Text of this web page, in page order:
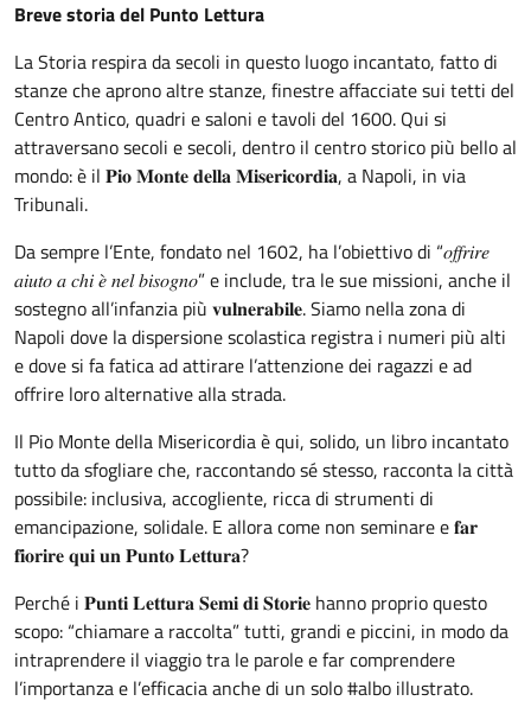
Breve storia del Punto Lettura
La Storia respira da secoli in questo luogo incantato, fatto di
stanze che aprono altre stanze, finestre affacciate sui tetti del
Centro Antico, quadri e saloni e tavoli del 1600. Qui si
attraversano secoli e secoli, dentro il centro storico più bello al
mondo: è il 𝐏𝐢𝐨 𝐌𝐨𝐧𝐭𝐞 𝐝𝐞𝐥𝐥𝐚 𝐌𝐢𝐬𝐞𝐫𝐢𝐜𝐨𝐫𝐝𝐢𝐚, a Napoli, in via
Tribunali.
Da sempre l’Ente, fondato nel 1602, ha l’obiettivo di “𝑜𝑓𝑓𝑟𝑖𝑟𝑒
𝑎𝑖𝑢𝑡𝑜 𝑎 𝑐ℎ𝑖 𝑒̀ 𝑛𝑒𝑙 𝑏𝑖𝑠𝑜𝑔𝑛𝑜” e include, tra le sue missioni, anche il
sostegno all’infanzia più 𝐯𝐮𝐥𝐧𝐞𝐫𝐚𝐛𝐢𝐥𝐞. Siamo nella zona di
Napoli dove la dispersione scolastica registra i numeri più alti
e dove si fa fatica ad attirare l’attenzione dei ragazzi e ad
offrire loro alternative alla strada.
Il Pio Monte della Misericordia è qui, solido, un libro incantato
tutto da sfogliare che, raccontando sé stesso, racconta la città
possibile: inclusiva, accogliente, ricca di strumenti di
emancipazione, solidale. E allora come non seminare e 𝐟𝐚𝐫
𝐟𝐢𝐨𝐫𝐢𝐫𝐞 𝐪𝐮𝐢 𝐮𝐧 𝐏𝐮𝐧𝐭𝐨 𝐋𝐞𝐭𝐭𝐮𝐫𝐚?
Perché i 𝐏𝐮𝐧𝐭𝐢 𝐋𝐞𝐭𝐭𝐮𝐫𝐚 𝐒𝐞𝐦𝐢 𝐝𝐢 𝐒𝐭𝐨𝐫𝐢𝐞 hanno proprio questo
scopo: “chiamare a raccolta” tutti, grandi e piccini, in modo da
intraprendere il viaggio tra le parole e far comprendere
l’importanza e l’efficacia anche di un solo #albo illustrato.